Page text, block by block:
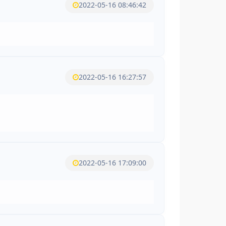
2022-05-16 08:46:42
2022-05-16 16:27:57
2022-05-16 17:09:00